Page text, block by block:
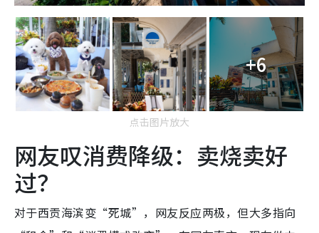
+6
点击图片放大
网友叹消费降级：卖烧卖好
过？
对于西贡海滨变“死城”，网友反应两极，但大多指向